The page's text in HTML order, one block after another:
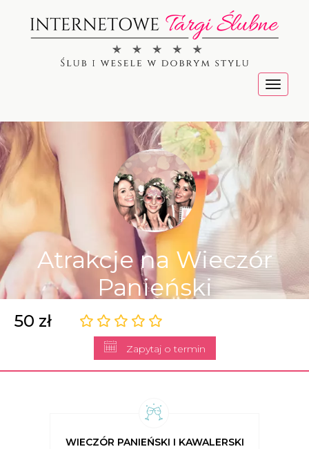
Menu
Atrakcje na Wieczór
Panieński
50 zł
Zapytaj o termin
WIECZÓR PANIEŃSKI I KAWALERSKI